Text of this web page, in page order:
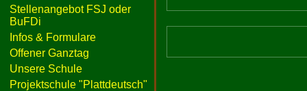
Stellenangebot FSJ oder
BuFDi
Infos & Formulare
Offener Ganztag
Unsere Schule
Projektschule "Plattdeutsch"